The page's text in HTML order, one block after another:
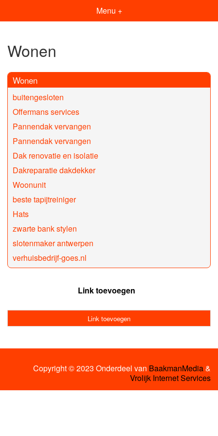
Menu +
Wonen
Wonen
buitengesloten
Offermans services
Pannendak vervangen
Pannendak vervangen
Dak renovatie en isolatie
Dakreparatie dakdekker
Woonunit
beste tapijtreiniger
Hats
zwarte bank stylen
slotenmaker antwerpen
verhuisbedrijf-goes.nl
Link toevoegen
Link toevoegen
Copyright © 2023 Onderdeel van BaakmanMedia&
Vrolijk Internet Services